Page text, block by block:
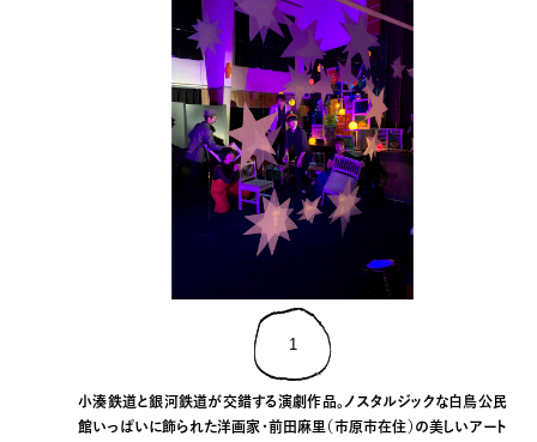
1
小湊鉄道と銀河鉄道が交錯する演劇作品。ノスタルジックな白鳥公民
館いっぱいに飾られた洋画家・前田麻里（市原市在住）の美しいアート